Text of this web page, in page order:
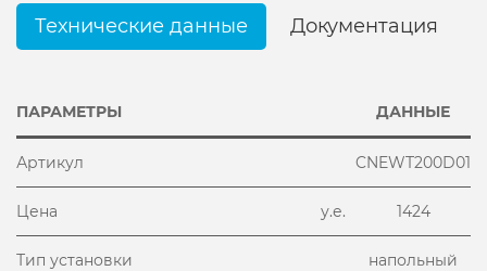
Технические данные Документация
ПАРАМЕТРЫ ДАННЫЕ
Артикул CNEWT200D01
Цена у.е. 1424
Тип установки напольный